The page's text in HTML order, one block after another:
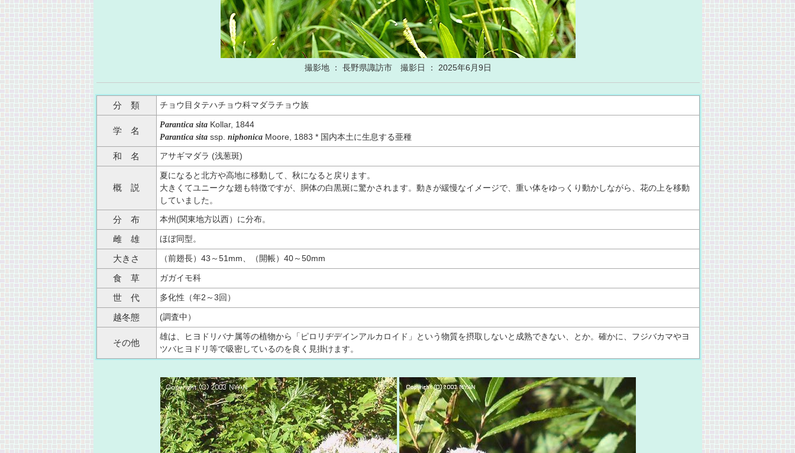
撮影地 ： 長野県諏訪市 撮影日 ： 2025年6月9日
分 類 チョウ目タテハチョウ科マダラチョウ族
学 名
Parantica sitaKollar, 1844
Parantica sitassp. niphonicaMoore, 1883 * 国内本土に生息する亜種
和 名 アサギマダラ (浅葱斑)
概 説
夏になると北方や高地に移動して、秋になると戻ります。
大きくてユニークな翅も特徴ですが、胴体の白黒斑に驚かされます。動きが緩慢なイメージで、重い体をゆっくり動かしながら、花の上を移動
していました。
分 布 本州(関東地方以西）に分布。
雌 雄 ほぼ同型。
大きさ （前翅長）43～51mm、（開帳）40～50mm
食 草 ガガイモ科
世 代 多化性（年2～3回）
越冬態 (調査中）
その他
雄は、ヒヨドリバナ属等の植物から「ピロリヂデインアルカロイド」という物質を摂取しないと成熟できない、とか。確かに、フジバカマやヨ
ツバヒヨドリ等で吸密しているのを良く見掛けます。